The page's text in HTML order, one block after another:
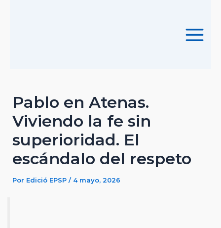
Main
Pablo en Atenas.
Viviendo la fe sin
superioridad. El
escándalo del respeto
Por Edició EPSP / 4 mayo, 2026